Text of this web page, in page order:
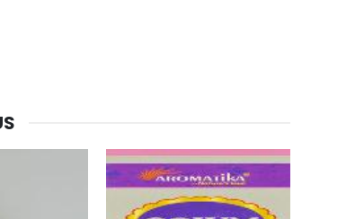
Une bougie 150 gr et votre Prière déposées à Lourdes
€7.00